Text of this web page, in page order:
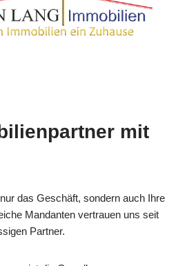
mit
das Geschäft, sondern auch Ihre
Mandanten vertrauen uns seit
Partner.